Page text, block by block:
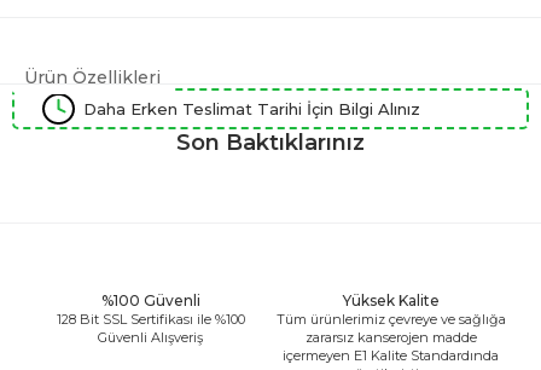
Ürün Özellikleri
Daha Erken Teslimat Tarihi İçin Bilgi Alınız
Son Baktıklarınız
%100 Güvenli
128 Bit SSL Sertifikası ile %100
Güvenli Alışveriş
Yüksek Kalite
Tüm ürünlerimiz çevreye ve sağlığa
zararsız kanserojen madde
içermeyen E1 Kalite Standardında